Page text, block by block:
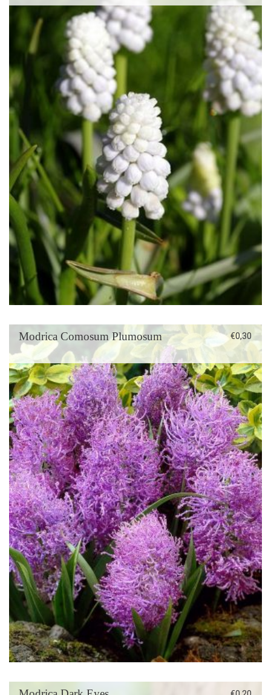
Modrica Comosum Plumosum €0,30